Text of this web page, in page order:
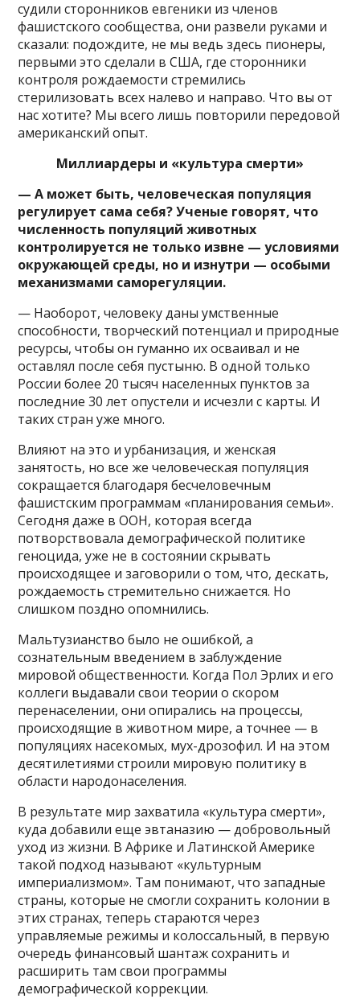
судили сторонников евгеники из членов
фашистского сообщества, они развели руками и
сказали: подождите, не мы ведь здесь пионеры,
первыми это сделали в США, где сторонники
контроля рождаемости стремились
стерилизовать всех налево и направо. Что вы от
нас хотите? Мы всего лишь повторили передовой
американский опыт.
Миллиардеры и «культура смерти»
— А может быть, человеческая популяция
регулирует сама себя? Ученые говорят, что
численность популяций животных
контролируется не только извне — условиями
окружающей среды, но и изнутри — особыми
механизмами саморегуляции.
— Наоборот, человеку даны умственные
способности, творческий потенциал и природные
ресурсы, чтобы он гуманно их осваивал и не
оставлял после себя пустыню. В одной только
России более 20 тысяч населенных пунктов за
последние 30 лет опустели и исчезли с карты. И
таких стран уже много.
Влияют на это и урбанизация, и женская
занятость, но все же человеческая популяция
сокращается благодаря бесчеловечным
фашистским программам «планирования семьи».
Сегодня даже в ООН, которая всегда
потворствовала демографической политике
геноцида, уже не в состоянии скрывать
происходящее и заговорили о том, что, дескать,
рождаемость стремительно снижается. Но
слишком поздно опомнились.
Мальтузианство было не ошибкой, а
сознательным введением в заблуждение
мировой общественности. Когда Пол Эрлих и его
коллеги выдавали свои теории о скором
перенаселении, они опирались на процессы,
происходящие в животном мире, а точнее — в
популяциях насекомых, мух-дрозофил. И на этом
десятилетиями строили мировую политику в
области народонаселения.
В результате мир захватила «культура смерти»,
куда добавили еще эвтаназию — добровольный
уход из жизни. В Африке и Латинской Америке
такой подход называют «культурным
империализмом». Там понимают, что западные
страны, которые не смогли сохранить колонии в
этих странах, теперь стараются через
управляемые режимы и колоссальный, в первую
очередь финансовый шантаж сохранить и
расширить там свои программы
демографической коррекции.